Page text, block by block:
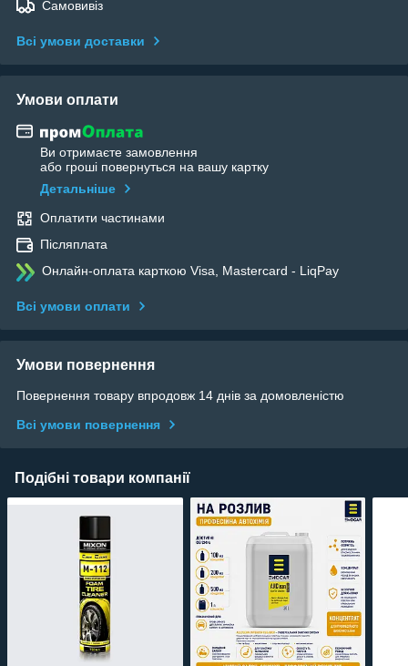
Самовивіз
Всі умови доставки
Умови оплати
Ви отримаєте замовлення
або гроші повернуться на вашу картку
Детальніше
Оплатити частинами
Післяплата
Онлайн-оплата карткою Visa, Mastercard - LiqPay
Всі умови оплати
Умови повернення
Повернення товару впродовж 14 днів за домовленістю
Всі умови повернення
Подібні товари компанії